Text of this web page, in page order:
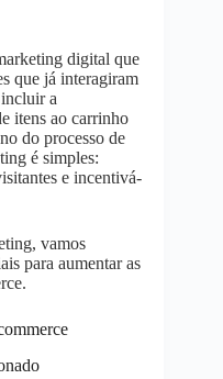
digital que
que já interagiram
a
itens ao carrinho
do processo de
é simples:
e incentivá-
vamos
para aumentar as